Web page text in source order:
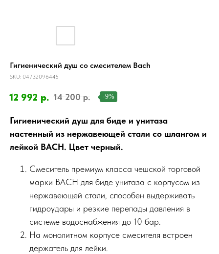
Гигиенический душ со смесителем Bach
SKU: 04732096445
12 992 р. 14 200 р. -9%
Гигиенический душ для биде и унитаза
настенный из нержавеющей стали со шлангом и
лейкой BACH. Цвет черный.
Смеситель премиум класса чешской торговой
марки BACH для биде унитаза с корпусом из
нержавеющей стали, способен выдерживать
гидроудары и резкие перепады давления в
системе водоснабжения до 10 бар.
На монолитном корпусе смесителя встроен
держатель для лейки.